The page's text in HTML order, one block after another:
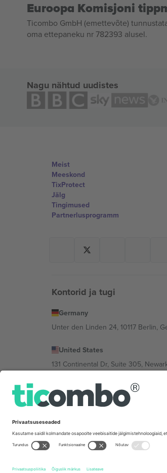
Euroopa Komisjoni
Ticombo GmbH (emettevõte)
oma ettepaneku nr 782393 alusel.
Nagu nähtud uudistes
Meist
Meeskond
TixProtect
Jälg
Tingimused
Partnerlusprogramm
Kontorid ja tugi
Germany
Unter den Linden 24, 10117 Berlin,
United States
131 Continental Dr, Suite 305,
Bulgaria
Regus Sofia City West, bul Totleben
Mexico
Av Chapultepec 360, Roma Norte,
Tingimused.© 2026 Ticombo. Kõik